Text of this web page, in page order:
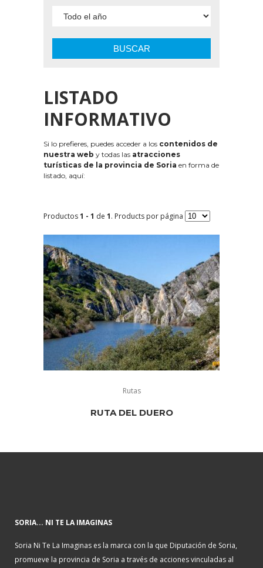
BUSCAR
LISTADO
INFORMATIVO
Si lo prefieres, puedes acceder a los contenidos de
nuestra web y todas las atracciones
turísticas de la provincia de Soria en forma de
listado, aquí:
Productos1 - 1 de 1. Products por página
Rutas
RUTA DEL DUERO
SORIA... NI TE LA IMAGINAS
Soria Ni Te La Imaginas es la marca con la que Diputación de Soria,
promueve la provincia de Soria a través de acciones vinculadas al